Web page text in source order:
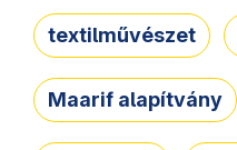
textilművészet
Maarif alapítvány